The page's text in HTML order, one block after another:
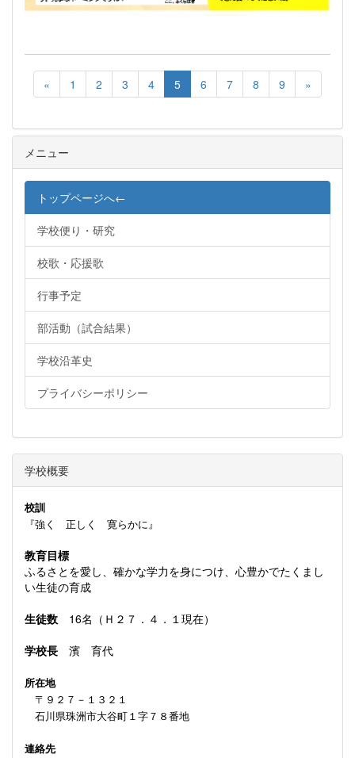
« 1 2 3 4 5 6 7 8 9 »
メニュー
トップページへ←
学校便り・研究
校歌・応援歌
行事予定
部活動（試合結果）
学校沿革史
プライバシーポリシー
学校概要
校訓
『強く 正しく 寛らかに』
教育目標
ふるさとを愛し、確かな学力を身につけ、心豊かでたくまし
い生徒の育成
生徒数 16名（Ｈ２７．４．１現在）
学校長 濱 育代
所在地
〒９２７－１３２１
石川県珠洲市大谷町１字７８番地
連絡先